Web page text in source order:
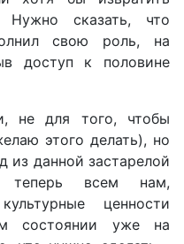
Нужно сказать, что
свою роль, на
доступ к половине
не для того, чтобы
этого делать), но
из данной застарелой
теперь всем нам,
ценности
состоянии уже на